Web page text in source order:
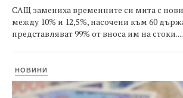
САЩ замениха временните си мита с
между 10% и 12,5%, насочени към 60
представляват 99% от вноса им на стоки....
НОВИНИ